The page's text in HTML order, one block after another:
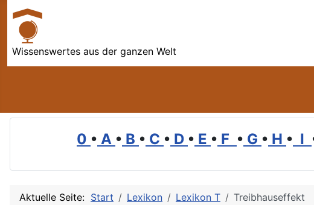
Wissenswertes aus der ganzen Welt
0 • A • B • C • D • E • F • G • H • I
Aktuelle Seite: Start Lexikon Lexikon T Treibhauseffekt